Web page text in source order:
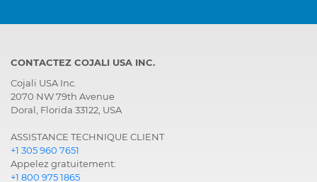
CONTACTEZ COJALI USA INC.
Cojali USA Inc.
2070 NW 79th Avenue
Doral, Florida 33122, USA
ASSISTANCE TECHNIQUE CLIENT
+1 305 960 7651
Appelez gratuitement:
+1 800 975 1865